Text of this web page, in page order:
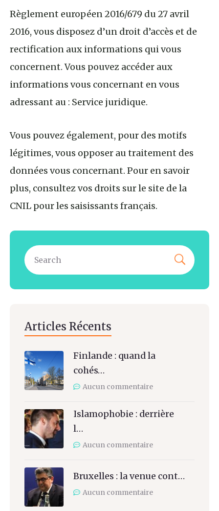
Règlement européen 2016/679 du 27 avril
2016, vous disposez d’un droit d’accès et de
rectification aux informations qui vous
concernent. Vous pouvez accéder aux
informations vous concernant en vous
adressant au : Service juridique.
Vous pouvez également, pour des motifs
légitimes, vous opposer au traitement des
données vous concernant. Pour en savoir
plus, consultez vos droits sur le site de la
CNIL pour les saisissants français.
Articles Récents
Finlande : quand la
cohés…
Aucun commentaire
Islamophobie : derrière
l…
Aucun commentaire
Bruxelles : la venue cont…
Aucun commentaire